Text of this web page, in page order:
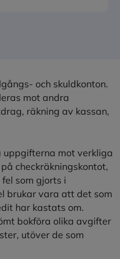
och skuldkonton.
mot andra
räkning av kassan,
uppgifterna mot verkliga
checkräkningskontot,
som gjorts i
brukar vara att det som
har kastats om.
bokföra olika avgifter
utöver de som